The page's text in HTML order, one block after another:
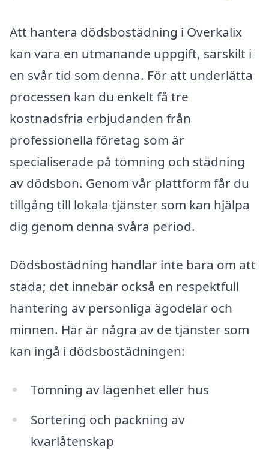
Att hantera dödsbostädning i Överkalix
kan vara en utmanande uppgift, särskilt i
en svår tid som denna. För att underlätta
processen kan du enkelt få tre
kostnadsfria erbjudanden från
professionella företag som är
specialiserade på tömning och städning
av dödsbon. Genom vår plattform får du
tillgång till lokala tjänster som kan hjälpa
dig genom denna svåra period.
Dödsbostädning handlar inte bara om att
städa; det innebär också en respektfull
hantering av personliga ägodelar och
minnen. Här är några av de tjänster som
kan ingå i dödsbostädningen:
Tömning av lägenhet eller hus
Sortering och packning av
kvarlåtenskap